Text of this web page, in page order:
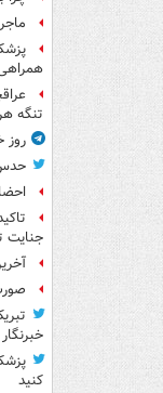
تنگه
روز
حدس
جنایت
خبرنگار
کنید